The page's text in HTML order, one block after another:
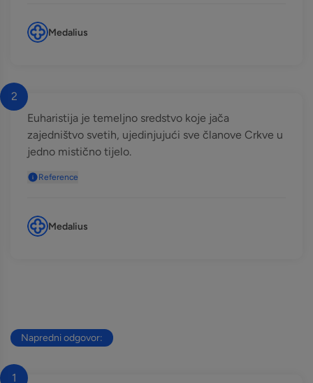
Medalius
2
Euharistija je temeljno sredstvo koje jača
zajedništvo svetih, ujedinjujući sve članove Crkve u
jedno mistično tijelo.
Reference
Medalius
Napredni odgovor:
1